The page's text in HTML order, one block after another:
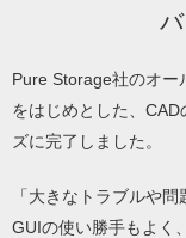
Pure Storage社のオー
をはじめとした、
ズに完了しました。
「大きなトラブルや
GUIの使い勝手もよく